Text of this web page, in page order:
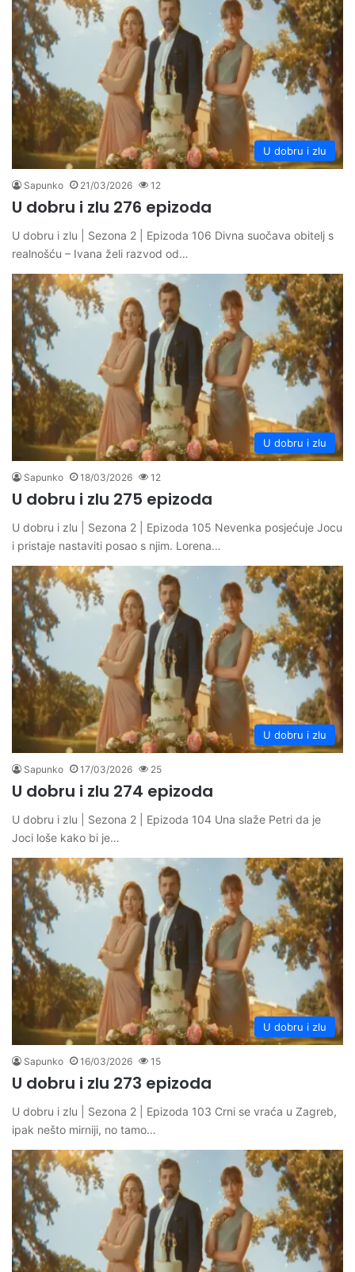
U dobru i zlu
Sapunko 21/03/2026 12
U dobru i zlu 276 epizoda
U dobru i zlu | Sezona 2 | Epizoda 106 Divna suočava obitelj s
realnošću – Ivana želi razvod od…
U dobru i zlu
Sapunko 18/03/2026 12
U dobru i zlu 275 epizoda
U dobru i zlu | Sezona 2 | Epizoda 105 Nevenka posjećuje Jocu
i pristaje nastaviti posao s njim. Lorena…
U dobru i zlu
Sapunko 17/03/2026 25
U dobru i zlu 274 epizoda
U dobru i zlu | Sezona 2 | Epizoda 104 Una slaže Petri da je
Joci loše kako bi je…
U dobru i zlu
Sapunko 16/03/2026 15
U dobru i zlu 273 epizoda
U dobru i zlu | Sezona 2 | Epizoda 103 Crni se vraća u Zagreb,
ipak nešto mirniji, no tamo…